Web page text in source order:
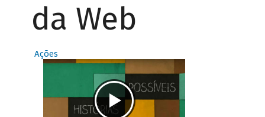
da Web
Ações